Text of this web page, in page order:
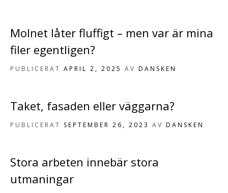
Molnet låter fluffigt – men var är mina
filer egentligen?
PUBLICERAT APRIL 2, 2025 AV DANSKEN
Taket, fasaden eller väggarna?
PUBLICERAT SEPTEMBER 26, 2023 AV DANSKEN
Stora arbeten innebär stora
utmaningar